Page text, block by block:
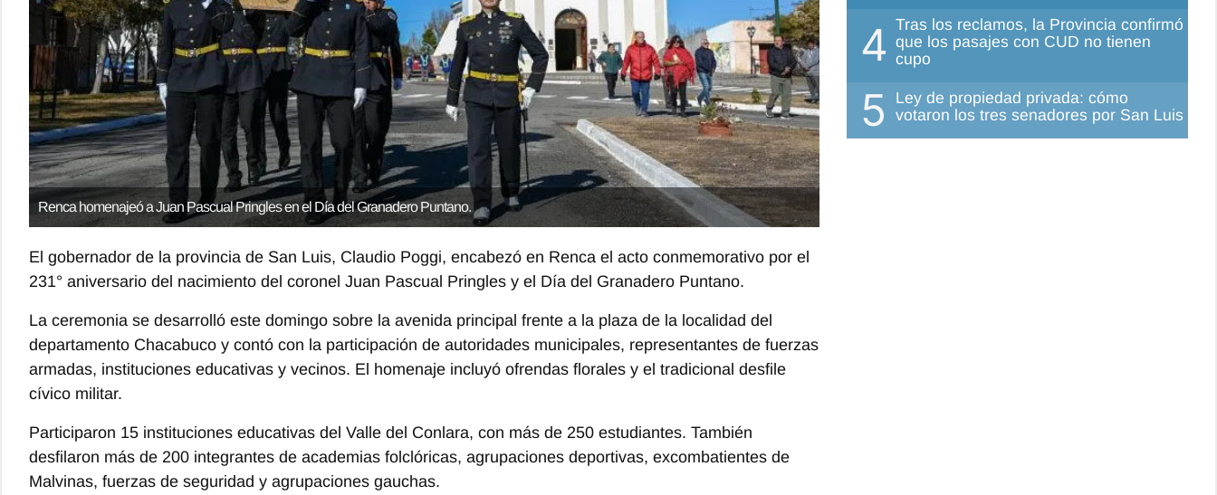
Renca homenajeó a Juan Pascual Pringles en el Día del Granadero Puntano.
El gobernador de la provincia de San Luis, Claudio Poggi, encabezó en Renca el acto conmemorativo por el
231° aniversario del nacimiento del coronel Juan Pascual Pringles y el Día del Granadero Puntano.
La ceremonia se desarrolló este domingo sobre la avenida principal frente a la plaza de la localidad del
departamento Chacabuco y contó con la participación de autoridades municipales, representantes de fuerzas
armadas, instituciones educativas y vecinos. El homenaje incluyó ofrendas florales y el tradicional desfile
cívico militar.
Participaron 15 instituciones educativas del Valle del Conlara, con más de 250 estudiantes. También
desfilaron más de 200 integrantes de academias folclóricas, agrupaciones deportivas, excombatientes de
Malvinas, fuerzas de seguridad y agrupaciones gauchas.
4 Tras los reclamos, la Provincia confirmó
que los pasajes con CUD no tienen
cupo
5
Ley de propiedad privada: cómo
votaron los tres senadores por San Luis